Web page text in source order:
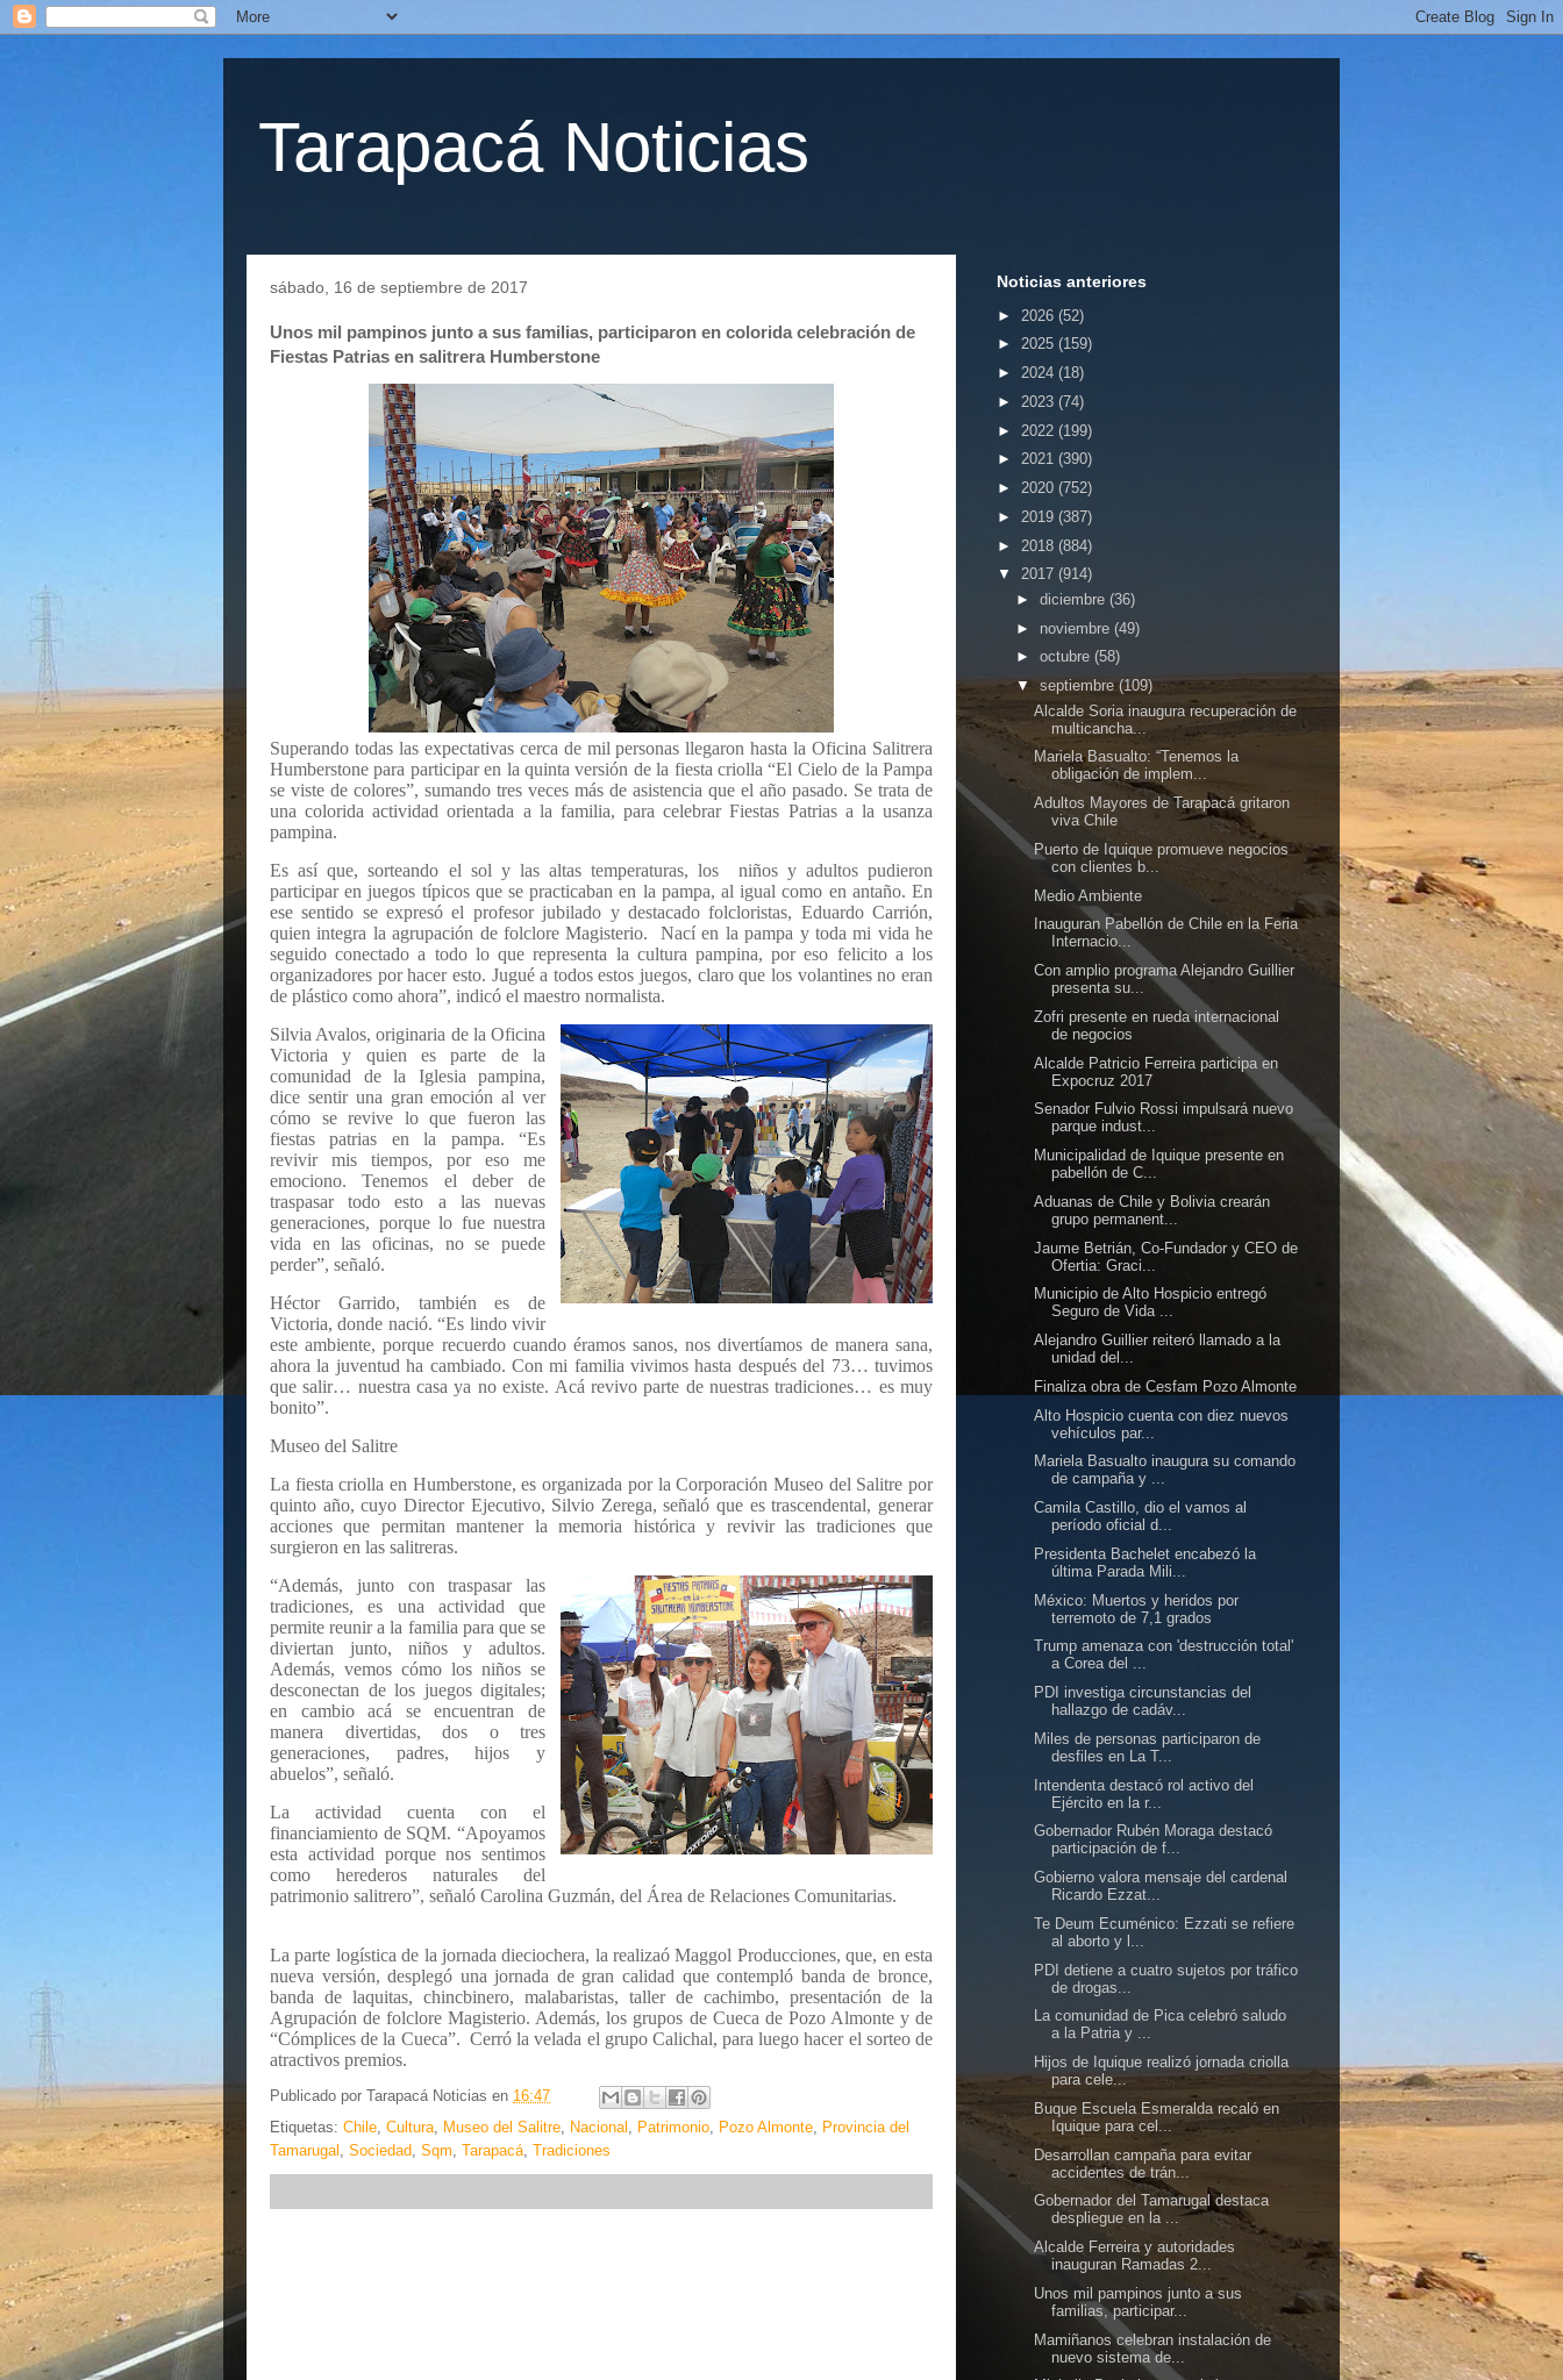
Tarapacá Noticias
sábado, 16 de septiembre de 2017
Unos mil pampinos junto a sus familias, participaron en colorida celebración de
Fiestas Patrias en salitrera Humberstone
Superando todas las expectativas cerca de mil personas llegaron hasta la Oficina Salitrera
Humberstone para participar en la quinta versión de la fiesta criolla “El Cielo de la Pampa
se viste de colores”, sumando tres veces más de asistencia que el año pasado. Se trata de
una colorida actividad orientada a la familia, para celebrar Fiestas Patrias a la usanza
pampina.
Es así que, sorteando el sol y las altas temperaturas, los niños y adultos pudieron
participar en juegos típicos que se practicaban en la pampa, al igual como en antaño. En
ese sentido se expresó el profesor jubilado y destacado folcloristas, Eduardo Carrión,
quien integra la agrupación de folclore Magisterio. Nací en la pampa y toda mi vida he
seguido conectado a todo lo que representa la cultura pampina, por eso felicito a los
organizadores por hacer esto. Jugué a todos estos juegos, claro que los volantines no eran
de plástico como ahora”, indicó el maestro normalista.
Silvia Avalos, originaria de la Oficina
Victoria y quien es parte de la
comunidad de la Iglesia pampina,
dice sentir una gran emoción al ver
cómo se revive lo que fueron las
fiestas patrias en la pampa. “Es
revivir mis tiempos, por eso me
emociono. Tenemos el deber de
traspasar todo esto a las nuevas
generaciones, porque lo fue nuestra
vida en las oficinas, no se puede
perder”, señaló.
Héctor Garrido, también es de
Victoria, donde nació. “Es lindo vivir
este ambiente, porque recuerdo cuando éramos sanos, nos divertíamos de manera sana,
ahora la juventud ha cambiado. Con mi familia vivimos hasta después del 73… tuvimos
que salir… nuestra casa ya no existe. Acá revivo parte de nuestras tradiciones… es muy
bonito”.
Museo del Salitre
La fiesta criolla en Humberstone, es organizada por la Corporación Museo del Salitre por
quinto año, cuyo Director Ejecutivo, Silvio Zerega, señaló que es trascendental, generar
acciones que permitan mantener la memoria histórica y revivir las tradiciones que
surgieron en las salitreras.
“Además, junto con traspasar las
tradiciones, es una actividad que
permite reunir a la familia para que se
diviertan junto, niños y adultos.
Además, vemos cómo los niños se
desconectan de los juegos digitales;
en cambio acá se encuentran de
manera divertidas, dos o tres
generaciones, padres, hijos y
abuelos”, señaló.
La actividad cuenta con el
financiamiento de SQM. “Apoyamos
esta actividad porque nos sentimos
como herederos naturales del
patrimonio salitrero”, señaló Carolina Guzmán, del Área de Relaciones Comunitarias.
La parte logística de la jornada dieciochera, la realizaó Maggol Producciones, que, en esta
nueva versión, desplegó una jornada de gran calidad que contempló banda de bronce,
banda de laquitas, chincbinero, malabaristas, taller de cachimbo, presentación de la
Agrupación de folclore Magisterio. Además, los grupos de Cueca de Pozo Almonte y de
“Cómplices de la Cueca”. Cerró la velada el grupo Calichal, para luego hacer el sorteo de
atractivos premios.
Publicado por Tarapacá Noticias en 16:47
Etiquetas: Chile, Cultura, Museo del Salitre, Nacional , Patrimonio, Pozo Almonte, Provincia del
Tamarugal , Sociedad, Sqm, Tarapacá, Tradiciones
Noticias anteriores
► 2026 (52)
► 2025 (159)
► 2024 (18)
► 2023 (74)
► 2022 (199)
► 2021 (390)
► 2020 (752)
► 2019 (387)
► 2018 (884)
▼ 2017 (914)
► diciembre (36)
► noviembre (49)
► octubre (58)
▼ septiembre(109)
Alcalde Soria inaugura recuperación de
multicancha...
Mariela Basualto: “Tenemos la
obligación de implem...
Adultos Mayores de Tarapacá gritaron
viva Chile
Puerto de Iquique promueve negocios
con clientes b...
Medio Ambiente
Inauguran Pabellón de Chile en la Feria
Internacio...
Con amplio programa Alejandro Guillier
presenta su...
Zofri presente en rueda internacional
de negocios
Alcalde Patricio Ferreira participa en
Expocruz 2017
Senador Fulvio Rossi impulsará nuevo
parque indust...
Municipalidad de Iquique presente en
pabellón de C...
Aduanas de Chile y Bolivia crearán
grupo permanent...
Jaume Betrián, Co-Fundador y CEO de
Ofertia: Graci...
Municipio de Alto Hospicio entregó
Seguro de Vida ...
Alejandro Guillier reiteró llamado a la
unidad del...
Finaliza obra de Cesfam Pozo Almonte
Alto Hospicio cuenta con diez nuevos
vehículos par...
Mariela Basualto inaugura su comando
de campaña y ...
Camila Castillo, dio el vamos al
período oficial d...
Presidenta Bachelet encabezó la
última Parada Mili...
México: Muertos y heridos por
terremoto de 7,1 grados
Trump amenaza con 'destrucción total'
a Corea del ...
PDI investiga circunstancias del
hallazgo de cadáv...
Miles de personas participaron de
desfiles en La T...
Intendenta destacó rol activo del
Ejército en la r...
Gobernador Rubén Moraga destacó
participación de f...
Gobierno valora mensaje del cardenal
Ricardo Ezzat...
Te Deum Ecuménico: Ezzati se refiere
al aborto y l...
PDI detiene a cuatro sujetos por tráfico
de drogas...
La comunidad de Pica celebró saludo
a la Patria y ...
Hijos de Iquique realizó jornada criolla
para cele...
Buque Escuela Esmeralda recaló en
Iquique para cel...
Desarrollan campaña para evitar
accidentes de trán...
Gobernador del Tamarugal destaca
despliegue en la ...
Alcalde Ferreira y autoridades
inauguran Ramadas 2...
Unos mil pampinos junto a sus
familias, participar...
Mamiñanos celebran instalación de
nuevo sistema de...